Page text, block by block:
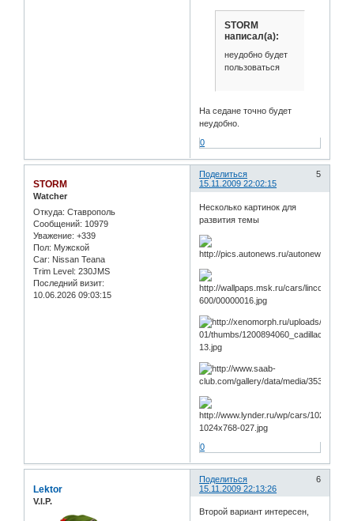
STORM
написал(а):
неудобно будет
пользоваться
На седане точно будет
неудобно.
0
Поделиться
5
15.11.2009 22:02:15
STORM
Watcher
Откуда: Ставрополь
Сообщений: 10979
Уважение: +339
Пол: Мужской
Car: Nissan Teana
Trim Level: 230JMS
Последний визит:
10.06.2026 09:03:15
Несколько картинок для
развития темы
0
Поделиться
6
15.11.2009 22:13:26
Lektor
V.I.P.
Второй вариант интересен,